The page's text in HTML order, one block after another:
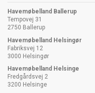
Havemøbelland Ballerup
Tempovej 31
2750 Ballerup
Havemøbelland Helsingør
Fabriksvej 12
3000 Helsingør
Havemøbelland Helsinge
Fredgårdsvej 2
3200 Helsinge